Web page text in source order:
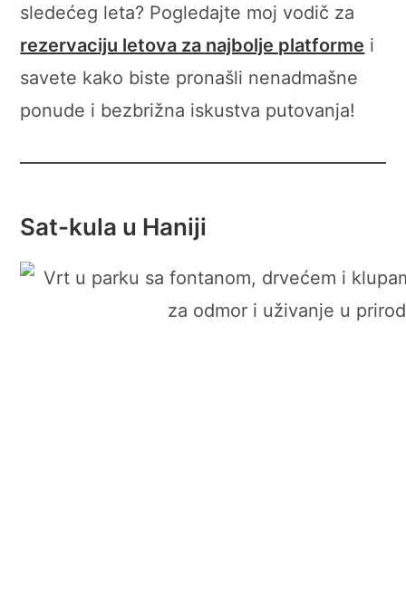
sledećeg leta? Pogledajte moj vodič za
rezervaciju letova za najbolje platforme i
savete kako biste pronašli nenadmašne
ponude i bezbrižna iskustva putovanja!
Sat-kula u Haniji